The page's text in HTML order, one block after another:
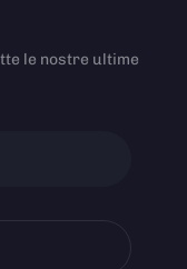
le nostre ultime